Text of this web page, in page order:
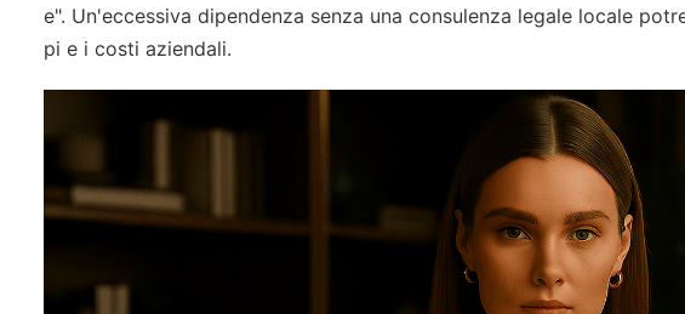
e". Un'eccessiva dipendenza senza una consulenza legale locale
pi e i costi aziendali.